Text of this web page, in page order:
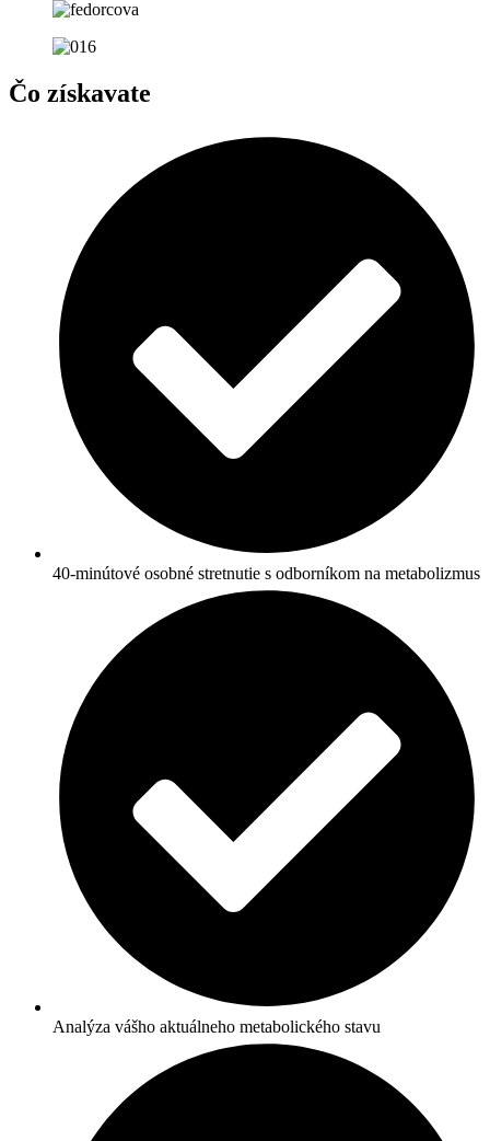
Čo získavate
40-minútové osobné stretnutie s odborníkom na metabolizmus
Analýza vášho aktuálneho metabolického stavu